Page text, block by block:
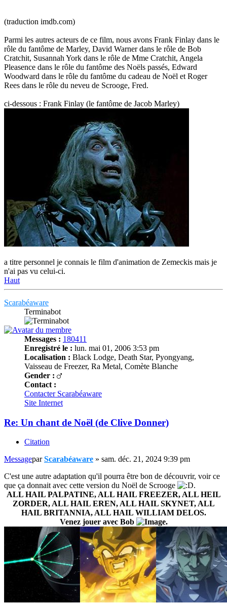
(traduction imdb.com)
Parmi les autres acteurs de ce film, nous avons Frank Finlay dans le
rôle du fantôme de Marley, David Warner dans le rôle de Bob
Cratchit, Susannah York dans le rôle de Mme Cratchit, Angela
Pleasence dans le rôle du fantôme des Noëls passés, Edward
Woodward dans le rôle du fantôme du cadeau de Noël et Roger
Rees dans le rôle du neveu de Scrooge, Fred.
ci-dessous : Frank Finlay (le fantôme de Jacob Marley)
a titre personnel je connais le film d'animation de Zemeckis mais je
n'ai pas vu celui-ci.
Haut
Scarabéaware
Terminabot
Messages : 180411
Enregistré le : lun. mai 01, 2006 3:53 pm
Localisation : Black Lodge, Death Star, Pyongyang,
Vaisseau de Freezer, Ra Metal, Comète Blanche
Gender :
Contact :
Contacter Scarabéaware
Site Internet
Re: Un chant de Noël (de Clive Donner)
Citation
MessageparScarabéaware » sam. déc. 21, 2024 9:39 pm
C'est une autre adaptation qu'il pourra être bon de découvrir, voir ce
que ça donnait avec cette version du Noël de Scrooge
.
ALL HAIL PALPATINE, ALL HAIL FREEZER, ALL HEIL
ZORDER, ALL HAIL EREN, ALL HAIL SKYNET, ALL
HAIL BRITANNIA, ALL HAIL WILLIAM DELOS.
Venez jouer avec Bob
.